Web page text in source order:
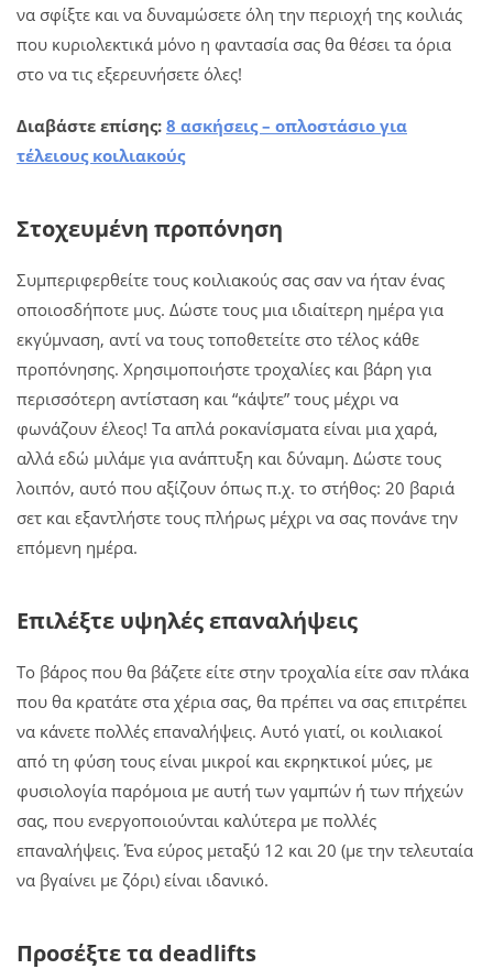
να σφίξτε και να δυναμώσετε όλη την περιοχή της κοιλιάς
που κυριολεκτικά μόνο η φαντασία σας θα θέσει τα όρια
στο να τις εξερευνήσετε όλες!
Διαβάστε επίσης: 8 ασκήσεις – οπλοστάσιο για
τέλειους κοιλιακούς
Στοχευμένη προπόνηση
Συμπεριφερθείτε τους κοιλιακούς σας σαν να ήταν ένας
οποιοσδήποτε μυς. Δώστε τους μια ιδιαίτερη ημέρα για
εκγύμναση, αντί να τους τοποθετείτε στο τέλος κάθε
προπόνησης. Χρησιμοποιήστε τροχαλίες και βάρη για
περισσότερη αντίσταση και “κάψτε” τους μέχρι να
φωνάζουν έλεος! Τα απλά ροκανίσματα είναι μια χαρά,
αλλά εδώ μιλάμε για ανάπτυξη και δύναμη. Δώστε τους
λοιπόν, αυτό που αξίζουν όπως π.χ. το στήθος: 20 βαριά
σετ και εξαντλήστε τους πλήρως μέχρι να σας πονάνε την
επόμενη ημέρα.
Επιλέξτε υψηλές επαναλήψεις
Το βάρος που θα βάζετε είτε στην τροχαλία είτε σαν πλάκα
που θα κρατάτε στα χέρια σας, θα πρέπει να σας επιτρέπει
να κάνετε πολλές επαναλήψεις. Αυτό γιατί, οι κοιλιακοί
από τη φύση τους είναι μικροί και εκρηκτικοί μύες, με
φυσιολογία παρόμοια με αυτή των γαμπών ή των πήχεών
σας, που ενεργοποιούνται καλύτερα με πολλές
επαναλήψεις. Ένα εύρος μεταξύ 12 και 20 (με την τελευταία
να βγαίνει με ζόρι) είναι ιδανικό.
Προσέξτε τα deadlifts